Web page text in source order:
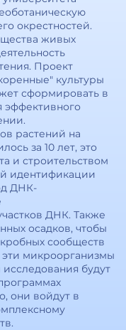
окрестностей.
живых
Проект
культуры
сформировать в
эффективного
растений на
за 10 лет, это
и строительством
идентификации
ДНК-
ДНК. Также
осадков, чтобы
сообществ
микроорганизмы
будут
они войдут в